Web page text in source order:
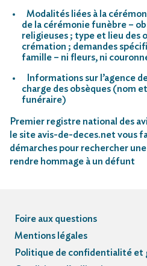
Modalités liées à la
de la cérémonie funèbre –
religieuses ; type et lieu des
crémation ; demandes
famille – ni fleurs, ni
Informations sur l’agence
charge des obsèques (nom
funéraire)
Premier registre national des
le site avis-de-deces.net vous
démarches pour rechercher
rendre hommage à un défunt
Foire aux questions
Mentions légales
Politique de confidentialité et